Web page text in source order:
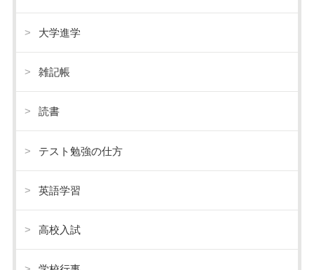
大学進学
雑記帳
読書
テスト勉強の仕方
英語学習
高校入試